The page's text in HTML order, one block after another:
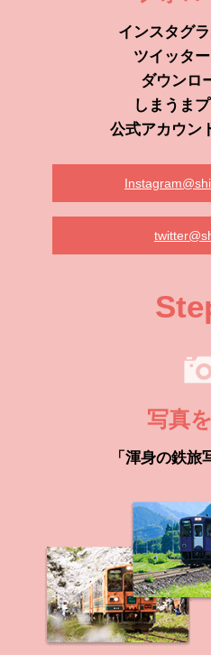
インスタグ
ツイッタ
ダウンロ
しまうま
公式アカウン
写真
「渾身の鉄旅